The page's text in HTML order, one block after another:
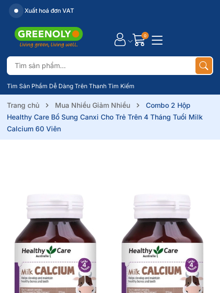
Website chính thức của Greenoly
Tìm Sản Phẩm Dễ Dàng Trên Thanh Tìm Kiếm
0
Trang chủ Mua Nhiều Giảm Nhiều
Combo 2 Hộp
Healthy Care Bổ Sung Canxi Cho Trẻ Trên 4 Tháng Tuổi Milk
Calcium 60 Viên